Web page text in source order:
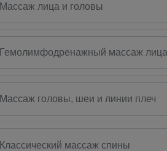
Массаж лица и головы
Гемолимфодренажный массаж
Массаж головы, шеи и линии плеч
Классический массаж спины